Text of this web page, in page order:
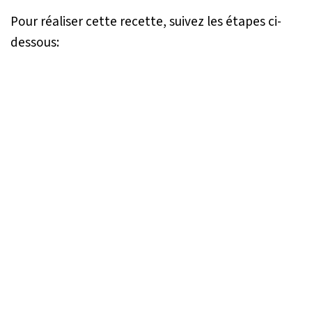
Pour réaliser cette recette, suivez les étapes ci-
dessous: